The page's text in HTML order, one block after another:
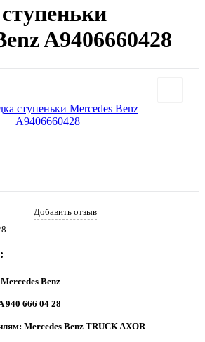
A9406660428
Добавить отзыв
Benz
940 666 04 28
Mercedes Benz TRUCK AXOR